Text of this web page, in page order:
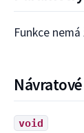
Funkce
void